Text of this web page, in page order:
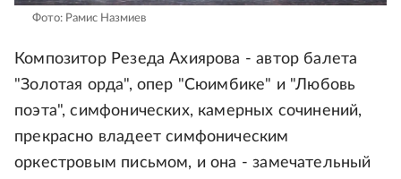
Фото: Рамис Назмиев
Композитор Резеда Ахиярова - автор балета
"Золотая орда", опер "Сюимбике" и "Любовь
поэта", симфонических, камерных сочинений,
прекрасно владеет симфоническим
оркестровым письмом, и она - замечательный